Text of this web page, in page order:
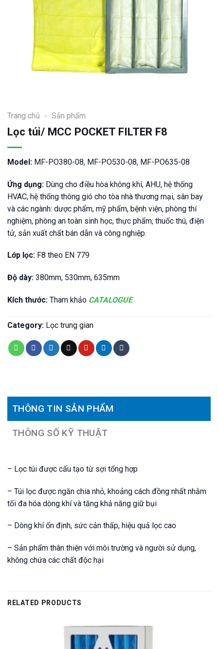
Trang chủ » Sản phẩm
Lọc túi/ MCC POCKET FILTER F8
Model: MF-PO380-08, MF-PO530-08, MF-PO635-08
Ứng dụng: Dùng cho điều hòa không khí, AHU, hệ thống
HVAC, hệ thống thông gió cho tòa nhà thương mại, sân bay
và các ngành: dược phẩm, mỹ phẩm, bệnh viện, phòng thí
nghiệm, phòng an toàn sinh học, thực phẩm, thuốc thú, điện
tử, sản xuất chất bán dẫn và công nghiệp.
Lớp lọc: F8 theo EN 779
Độ dày: 380mm, 530mm, 635mm
Kích thước: Tham khảo CATALOGUE
Category: Lọc trung gian
THÔNG TIN SẢN PHẨM
THÔNG SỐ KỸ THUẬT
– Lọc túi được cấu tạo từ sợi tổng hợp
– Túi lọc được ngăn chia nhỏ, khoảng cách đồng nhất nhằm
tối đa hóa dòng khí và tăng khả năng giữ bụi
– Dòng khí ổn định, sức cản thấp, hiệu quả lọc cao
– Sản phẩm thân thiện với môi trường và người sử dụng,
không chứa các chất độc hại
RELATED PRODUCTS